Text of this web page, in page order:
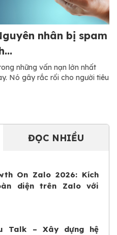
nhân bị spam
những vấn nạn lớn nhất
Nó gây rắc rối cho người tiêu
ĐỌC NHIỀU
On Zalo 2026: Kích
diện trên Zalo với
Talk – Xây dựng hệ